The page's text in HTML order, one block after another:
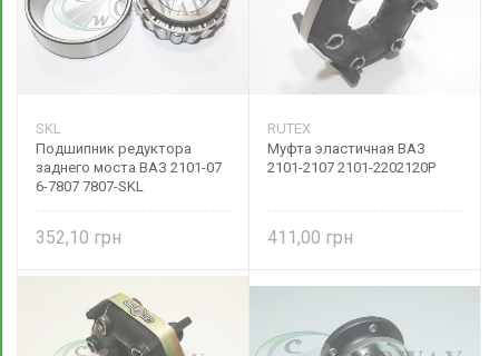
SKL
Подшипник редуктора
заднего моста ВАЗ 2101-07
6-7807 7807-SKL
352,10
RUTEX
Муфта эластичная ВАЗ
2101-2107 2101-2202120Р
411,00